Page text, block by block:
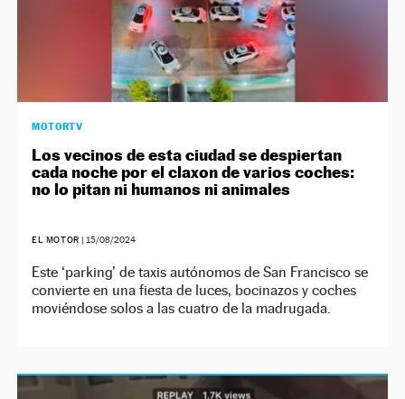
MOTORTV
Los vecinos de esta ciudad se despiertan
cada noche por el claxon de varios coches:
no lo pitan ni humanos ni animales
EL MOTOR | 15/08/2024
Este ‘parking’ de taxis autónomos de San Francisco se
convierte en una fiesta de luces, bocinazos y coches
moviéndose solos a las cuatro de la madrugada.